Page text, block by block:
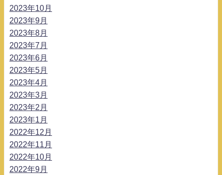
2023年10月
2023年9月
2023年8月
2023年7月
2023年6月
2023年5月
2023年4月
2023年3月
2023年2月
2023年1月
2022年12月
2022年11月
2022年10月
2022年9月